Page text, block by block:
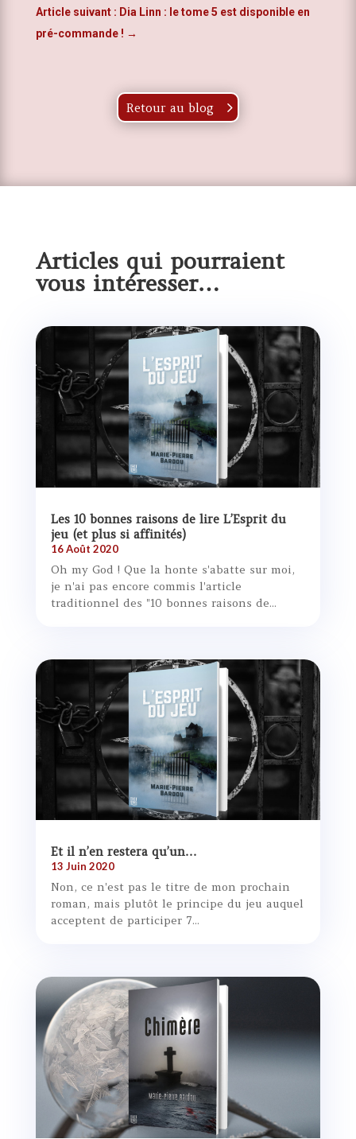
Article suivant : Dia Linn : le tome 5 est disponible en
pré-commande ! →
Retour au blog
Articles qui pourraient
vous intéresser…
Les 10 bonnes raisons de lire L’Esprit du
jeu (et plus si affinités)
16 Août 2020
Oh my God ! Que la honte s'abatte sur moi,
je n'ai pas encore commis l'article
traditionnel des "10 bonnes raisons de...
Et il n’en restera qu’un…
13 Juin 2020
Non, ce n'est pas le titre de mon prochain
roman, mais plutôt le principe du jeu auquel
acceptent de participer 7...